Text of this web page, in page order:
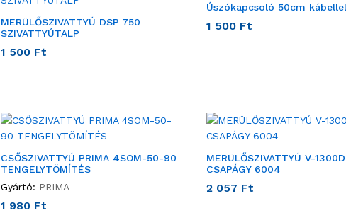
MERÜLŐSZIVATTYÚ DSP 750
SZIVATTYÚTALP
1 500 Ft
Úszókapcsoló 50cm kábellel
1 500 Ft
CSŐSZIVATTYÚ PRIMA 4SOM-50-90
TENGELYTÖMÍTÉS
Gyártó: PRIMA
1 980 Ft
MERÜLŐSZIVATTYÚ V-
CSAPÁGY 6004
2 057 Ft